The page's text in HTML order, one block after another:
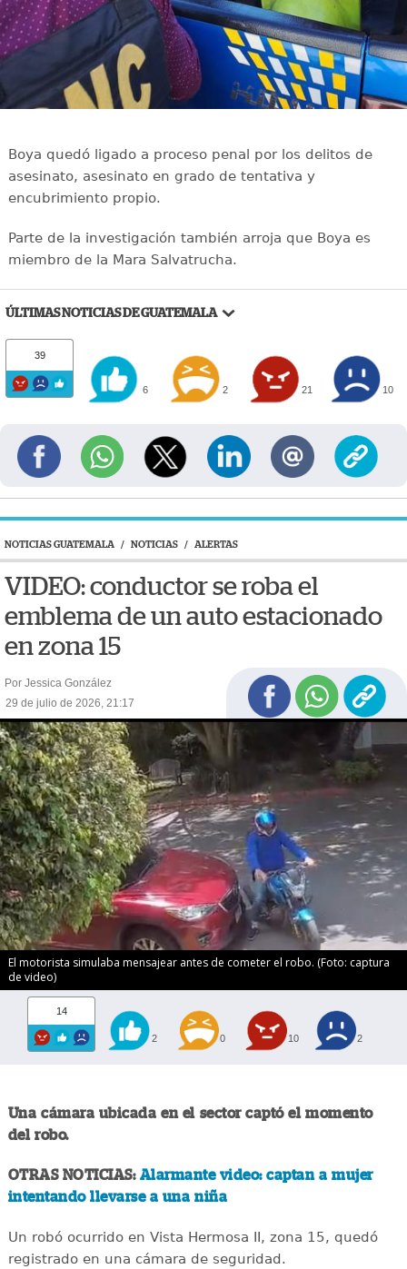
Boya quedó ligado a proceso penal por los delitos de
asesinato, asesinato en grado de tentativa y
encubrimiento propio.
Parte de la investigación también arroja que Boya es
miembro de la Mara Salvatrucha.
ÚLTIMAS NOTICIAS DE GUATEMALA
39
6 2 21 10
NOTICIAS GUATEMALA / NOTICIAS / ALERTAS
VIDEO: conductor se roba el
emblema de un auto estacionado
en zona 15
Por Jessica González
29 de julio de 2026, 21:17
El motorista simulaba mensajear antes de cometer el robo. (Foto: captura
de video)
14
2 0 10 2
Una cámara ubicada en el sector captó el momento
del robo.
OTRAS NOTICIAS: Alarmante video: captan a mujer
intentando llevarse a una niña
Un robó ocurrido en Vista Hermosa II, zona 15, quedó
registrado en una cámara de seguridad.